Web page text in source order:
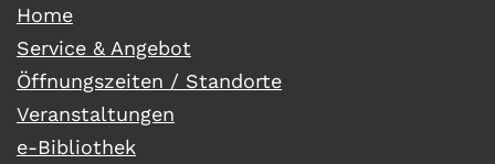
Home(current)
Service & Angebot
Öffnungszeiten / Standorte
Veranstaltungen
e-Bibliothek